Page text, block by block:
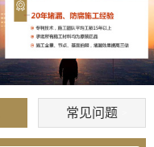
常见问题